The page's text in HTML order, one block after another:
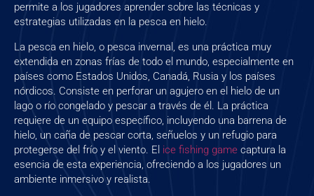
permite a los jugadores aprender sobre las técnicas y
estrategias utilizadas en la pesca en hielo.
La pesca en hielo, o pesca invernal, es una práctica muy
extendida en zonas frías de todo el mundo, especialmente en
países como Estados Unidos, Canadá, Rusia y los países
nórdicos. Consiste en perforar un agujero en el hielo de un
lago o río congelado y pescar a través de él. La práctica
requiere de un equipo específico, incluyendo una barrena de
hielo, un caña de pescar corta, señuelos y un refugio para
protegerse del frío y el viento. El ice fishing game captura la
esencia de esta experiencia, ofreciendo a los jugadores un
ambiente inmersivo y realista.